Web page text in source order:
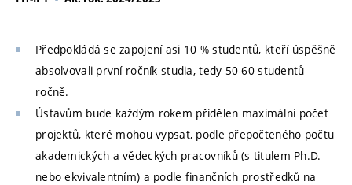
Předpokládá se zapojení asi 10 % studentů, kteří úspěšně
absolvovali první ročník studia, tedy 50-60 studentů
ročně.
Ústavům bude každým rokem přidělen maximální počet
projektů, které mohou vypsat, podle přepočteného počtu
akademických a vědeckých pracovníků (s titulem Ph.D.
nebo ekvivalentním) a podle finančních prostředků na